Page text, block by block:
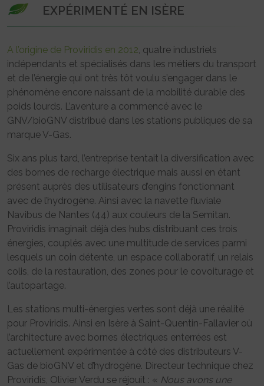
EXPÉRIMENTÉ EN ISÈRE
A l’origine de Proviridis en 2012, quatre industriels
indépendants et spécialisés dans les métiers du transport
et de l’énergie qui ont très tôt voulu s’engager dans le
phénomène encore naissant de la mobilité durable des
poids lourds. L’aventure a commencé avec le
GNV/bioGNV distribué dans les stations publiques de sa
marque V-Gas.
Six ans plus tard, l’entreprise tentait la diversification avec
des bornes de recharge électrique mais aussi en étant
présent auprès des utilisateurs d’engins fonctionnant
avec de l’hydrogène. Ainsi avec la navette fluviale
Navibus de Nantes (44) aux couleurs de la Semitan.
Proviridis imaginait déjà des hubs distribuant ces trois
énergies, couplés avec une multitude de services parmi
lesquels un coin détente, un espace collaboratif, un relais
colis, de la restauration, des zones pour le covoiturage et
l’autopartage.
Les stations multi-énergies vertes sont déjà une réalité
pour Proviridis. Ainsi en Isère à Saint-Quentin-Fallavier où
l’architecture avec bornes électriques enterrées est
actuellement expérimentée à côté des distributeurs V-
Gas de bioGNV et d’hydrogène. Directeur technique chez
Proviridis, Olivier Verdu se réjouit : « Nous avons une